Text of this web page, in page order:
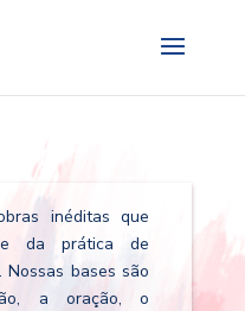
inéditas que
da prática de
Nossas bases são
a oração, o